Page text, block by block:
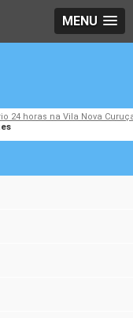
MENU
24 horas na Vila Nova